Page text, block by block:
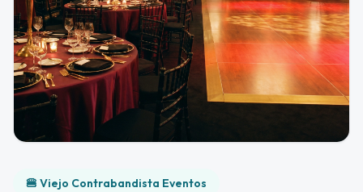
🍔 Viejo Contrabandista Eventos